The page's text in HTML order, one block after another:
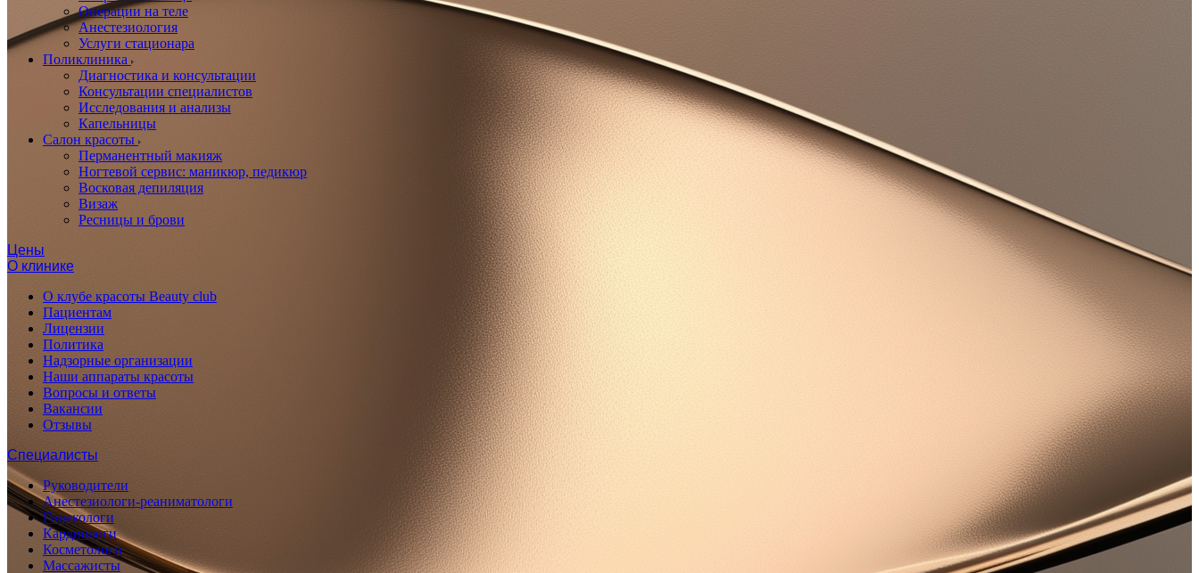
Операции на теле
Анестезиология
Услуги стационара
Поликлиника
Диагностика и консультации
Консультации специалистов
Исследования и анализы
Капельницы
Салон красоты
Перманентный макияж
Ногтевой сервис: маникюр, педикюр
Восковая депиляция
Визаж
Ресницы и брови
Цены
О клинике
О клубе красоты Beauty club
Пациентам
Лицензии
Политика
Надзорные организации
Наши аппараты красоты
Вопросы и ответы
Вакансии
Отзывы
Специалисты
Руководители
Анестезиологи-реаниматологи
Гинекологи
Кардиологи
Косметологи
Массажисты